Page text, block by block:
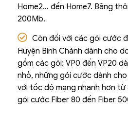
Home2… đến Home7. Băng
200Mb.
Còn đối với các gói cước
Huyện Bình Chánh dành cho
gồm các gói: VP0 đến VP20
nhỏ, những gói cước dành
với tốc độ mạng nhanh hơn
gói cước Fiber 80 đến Fiber